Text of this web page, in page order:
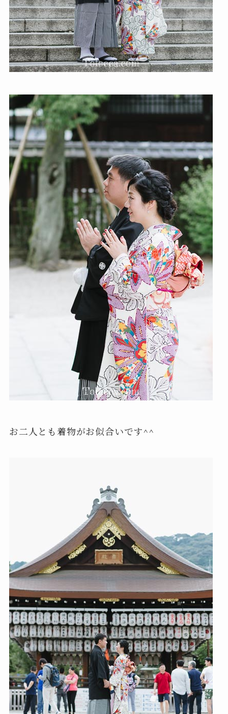
お二人とも着物がお似合いです^^